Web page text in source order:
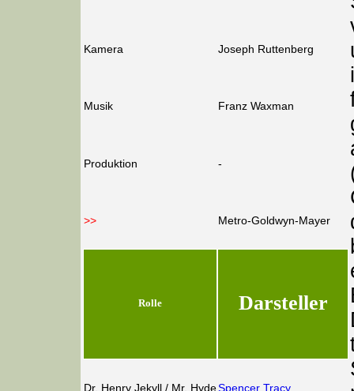
Kamera Joseph Ruttenberg
Musik Franz Waxman
Produktion -
>> Metro-Goldwyn-Mayer
Rolle Darsteller
Dr. Henry Jekyll / Mr. HydeSpencer Tracy